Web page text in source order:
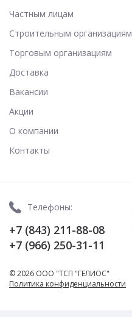
Частным лицам
Строительным организациям
Торговым организациям
Доставка
Вакансии
Акции
О компании
Контакты
Телефоны:
+7 (843) 211-88-08
+7 (966) 250-31-11
© 2026 ООО "ТСП "ГЕЛИОС"
Политика конфиденциальности